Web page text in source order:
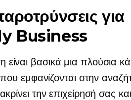
για
Business
είναι βασικά μια πλούσια
εμφανίζονται στην
την επιχείρησή σας και